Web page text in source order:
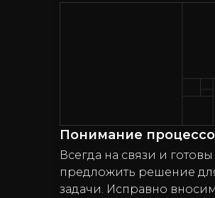
Понимание
Всегда на связи и готовы
предложить решение
задачи. Исправно